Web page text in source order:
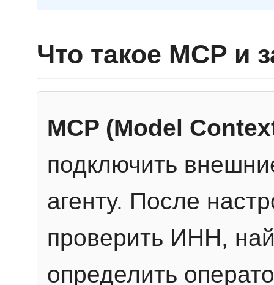
Что такое MCP и
MCP (Model
подключить
агенту. После
проверить ИНН,
определить